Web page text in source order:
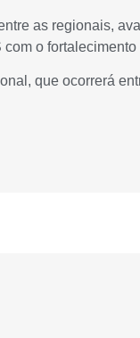
as regionais,
o
que ocorrerá